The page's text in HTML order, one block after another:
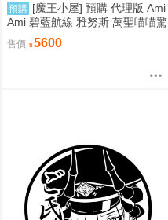
預購 [魔王小屋] 預購 代理版 Ami
Ami 碧藍航線 雅努斯 萬聖喵喵驚
悚夜ver.
售價 5600